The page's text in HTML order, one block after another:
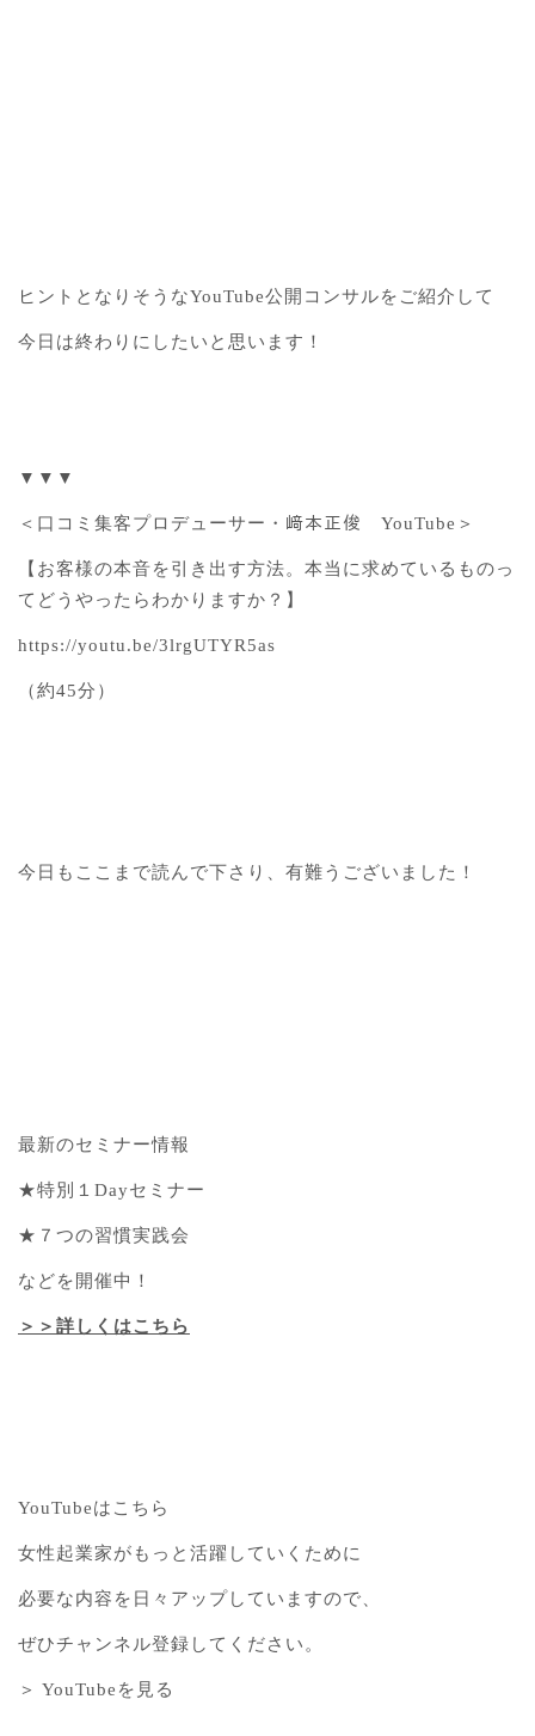
ヒントとなりそうなYouTube公開コンサルをご紹介して
今日は終わりにしたいと思います！
▼▼▼
＜口コミ集客プロデューサー・﨑本正俊 YouTube＞
【お客様の本音を引き出す方法。本当に求めているものっ
てどうやったらわかりますか？】
https://youtu.be/3lrgUTYR5as
（約45分）
今日もここまで読んで下さり、有難うございました！
最新のセミナー情報
★特別１Dayセミナー
★７つの習慣実践会
などを開催中！
＞＞詳しくはこちら
YouTubeはこちら
女性起業家がもっと活躍していくために
必要な内容を日々アップしていますので、
ぜひチャンネル登録してください。
＞ YouTubeを見る